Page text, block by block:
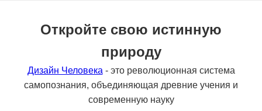
Откройте свою истинную
природу
Дизайн Человека - это революционная система
самопознания, объединяющая древние учения и
современную науку